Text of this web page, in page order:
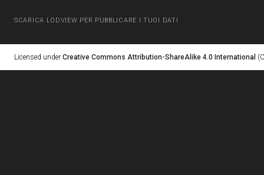
SCARICA LODVIEW PER PUBBLICARE I TUOI DATI
Licensed under Creative Commons Attribution-ShareAlike 4.0 International